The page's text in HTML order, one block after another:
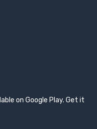
on Google Play. Get it